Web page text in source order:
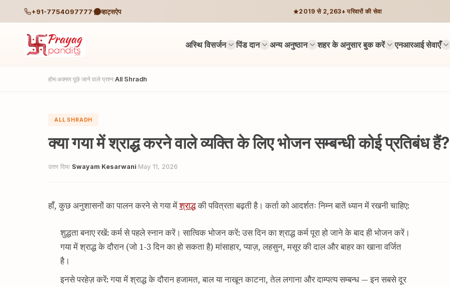
+91-7754097777 व्हाट्सऐप 2019 से 2,263+ परिवारों की सेवा
अस्थि विसर्जन पिंड दान अन्य अनुष्ठान शहर के अनुसार बुक करें एनआरआई सेवाएँ
होम/अक्सर पूछे जाने वाले प्रश्न/All Shradh
ALL SHRADH
क्या गया में श्राद्ध करने वाले व्यक्ति के लिए भोजन सम्बन्धी कोई प्रतिबंध हैं?
उत्तर दिया Swayam Kesarwani·May 11, 2026
हाँ, कुछ अनुशासनों का पालन करने से गया मेंश्राद्धकी पवित्रता बढ़ती है। कर्ता को आदर्शतः निम्न बातें ध्यान में रखनी चाहिए:
शुद्धता बनाए रखें: कर्म से पहले स्नान करें। सात्विक भोजन करें: उस दिन का श्राद्ध कर्म पूरा हो जाने के बाद ही भोजन करें।
गया में श्राद्ध के दौरान (जो 1-3 दिन का हो सकता है) मांसाहार, प्याज़, लहसुन, मसूर की दाल और बाहर का खाना वर्जित
है।
इनसे परहेज़ करें: गया में श्राद्ध के दौरान हजामत, बाल या नाखून काटना, तेल लगाना और दाम्पत्य सम्बन्ध — इन सबसे दूर